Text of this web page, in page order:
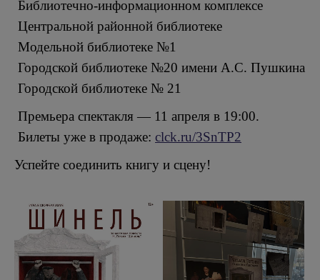
Библиотечно-информационном комплексе
Центральной районной библиотеке
Модельной библиотеке №1
Городской библиотеке №20 имени А.С. Пушкина
Городской библиотеке № 21
Премьера спектакля — 11 апреля в 19:00.
Билеты уже в продаже: clck.ru/3SnTP2
Успейте соединить книгу и сцену!